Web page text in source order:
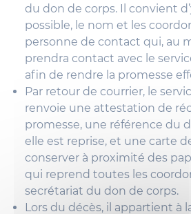
du don de corps. Il convient
possible, le nom et les
personne de contact qui, au
prendra contact avec le
afin de rendre la promesse
Par retour de courrier, le
renvoie une attestation de
promesse, une référence du
elle est reprise, et une carte
conserver à proximité des
qui reprend toutes les
secrétariat du don de corps.
Lors du décès, il appartient à